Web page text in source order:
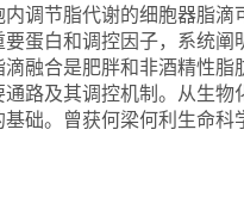
调节脂代谢的细胞器脂
蛋白和调控因子，系统
融合是肥胖和非酒精性
路及其调控机制。从生
础。曾获何梁何利生命科